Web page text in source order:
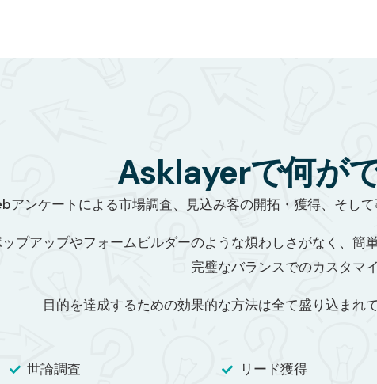
Asklayerで何が
アンケートによる市場調査、見込み客の開拓・獲得、そし
プアップやフォームビルダーのような煩わしさがなく、簡
完璧なバランスでのカスタマ
目的を達成するための効果的な方法は全て盛り込まれ
世論調査
リード獲得